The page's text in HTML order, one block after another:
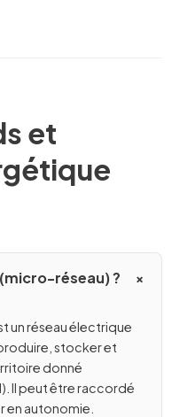
et
réseau) ?
un réseau électrique
stocker et
donné
Il peut être raccordé
en autonomie.